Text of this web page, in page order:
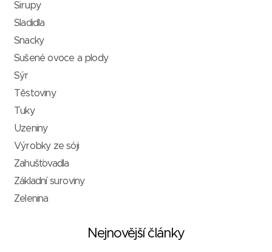
Sirupy
Sladidla
Snacky
Sušené ovoce a plody
Sýr
Těstoviny
Tuky
Uzeniny
Výrobky ze sóji
Zahušťovadla
Základní suroviny
Zelenina
Nejnovější články